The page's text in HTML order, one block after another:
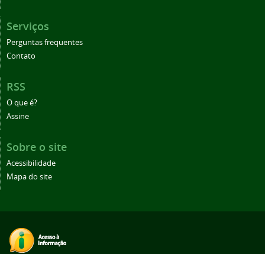
Serviços
Perguntas frequentes
Contato
RSS
O que é?
Assine
Sobre o site
Acessibilidade
Mapa do site